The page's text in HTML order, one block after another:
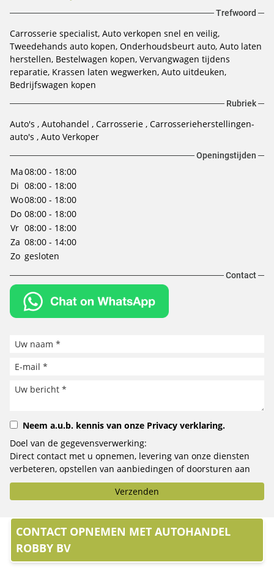
Trefwoord
Carrosserie specialist Auto verkopen snel en veilig
Tweedehands auto kopen Onderhoudsbeurt auto Auto laten
herstellen Bestelwagen kopen Vervangwagen tijdens
reparatie Krassen laten wegwerken Auto uitdeuken
Bedrijfswagen kopen
Rubriek
Auto's Autohandel Carrosserie Carrosserieherstellingen-
auto's
Auto Verkoper
Openingstijden
Ma08:00 - 18:00
Di 08:00 - 18:00
Wo08:00 - 18:00
Do 08:00 - 18:00
Vr 08:00 - 18:00
Za 08:00 - 14:00
Zo gesloten
Contact
Neem a.u.b. kennis van onze Privacy verklaring.
Doel van de gegevensverwerking:
Direct contact met u opnemen, levering van onze diensten
verbeteren, opstellen van aanbiedingen of doorsturen aan
het door u geselecteerde bedrijf.
Verzenden
CONTACT OPNEMEN MET AUTOHANDEL
ROBBY BV